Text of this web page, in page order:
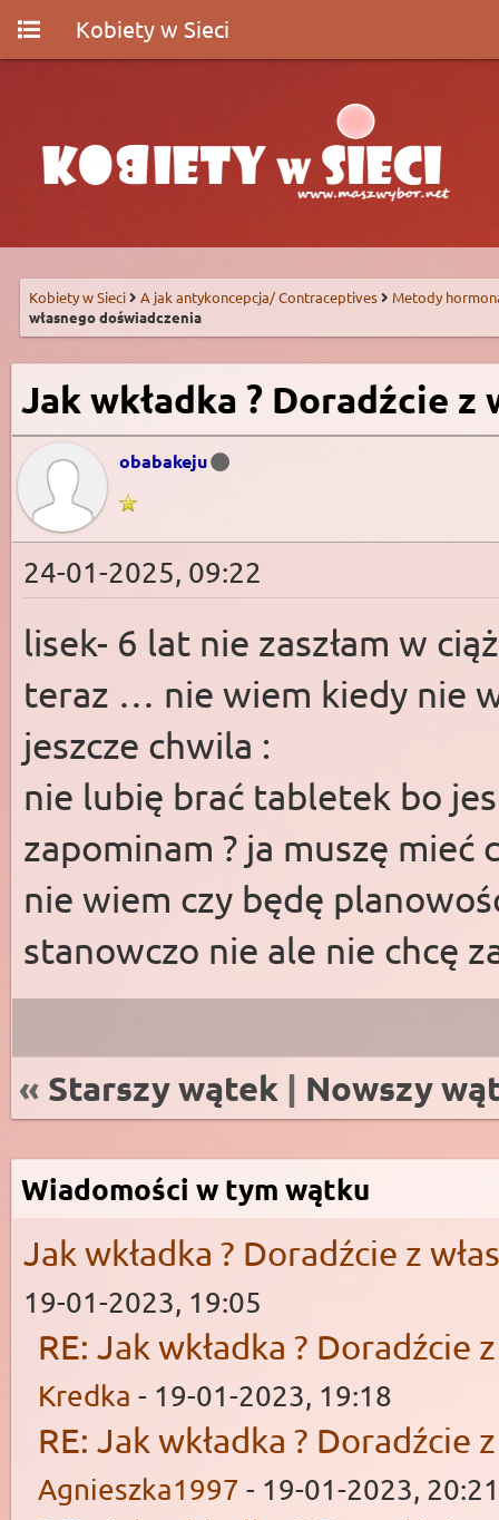
Kobiety w Sieci
Kobiety w Sieci A jak antykoncepcja/ Contraceptives
Metody
własnego doświadczenia
Jak wkładka ? Doradźcie z
obabakeju
24-01-2025, 09:22
lisek- 6 lat nie zaszłam w
teraz … nie wiem kiedy nie
jeszcze chwila :
nie lubię brać tabletek bo
zapominam ? ja muszę mieć
nie wiem czy będę
stanowczo nie ale nie chcę
« Starszy wątek | Nowszy
Wiadomości w tym wątku
Jak wkładka ? Doradźcie z
19-01-2023, 19:05
RE: Jak wkładka ? Doradźcie
Kredka - 19-01-2023, 19:18
RE: Jak wkładka ? Doradźcie
Agnieszka1997 - 19-01-2023, 20:21